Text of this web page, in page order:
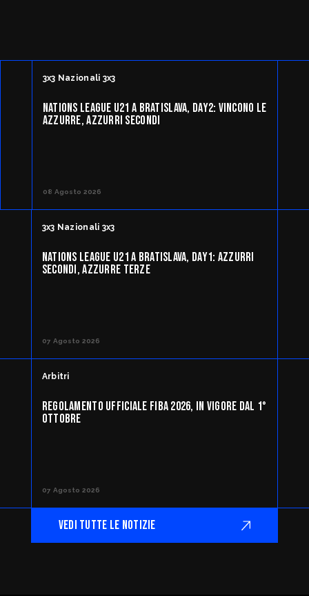
3x3 Nazionali 3x3
NATIONS LEAGUE U21 A BRATISLAVA, DAY2: VINCONO LE
AZZURRE, AZZURRI SECONDI
08 Agosto 2026
3x3 Nazionali 3x3
NATIONS LEAGUE U21 A BRATISLAVA, DAY1: AZZURRI
SECONDI, AZZURRE TERZE
07 Agosto 2026
Arbitri
REGOLAMENTO UFFICIALE FIBA 2026, IN VIGORE DAL 1°
OTTOBRE
07 Agosto 2026
VEDI TUTTE LE NOTIZIE